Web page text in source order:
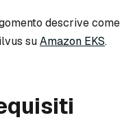
descrive
suAmazon EKS.